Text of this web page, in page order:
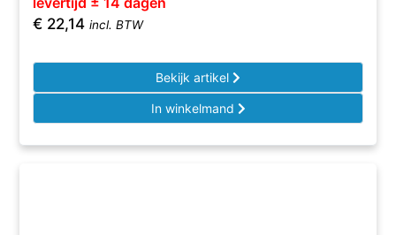
€ 22,14 incl. BTW
Bekijk artikel
In winkelmand